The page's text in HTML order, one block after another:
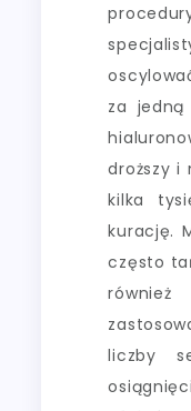
za jedną
droższy i
kilka
kurację.
często
liczby